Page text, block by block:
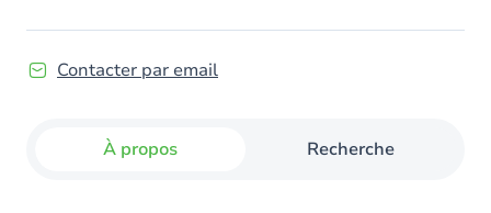
Contacter par email
À propos Recherche